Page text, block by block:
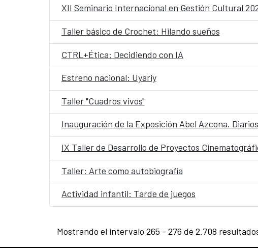
XII Seminario Internacional en Gestión Cultural
Taller básico de Crochet: Hilando sueños
CTRL+Ética: Decidiendo con IA
Estreno nacional: Uyariy
Taller "Cuadros vivos"
Inauguración de la Exposición Abel Azcona.
IX Taller de Desarrollo de Proyectos
Taller: Arte como autobiografía
Actividad infantil: Tarde de juegos
Mostrando el intervalo 265 - 276 de 2.708